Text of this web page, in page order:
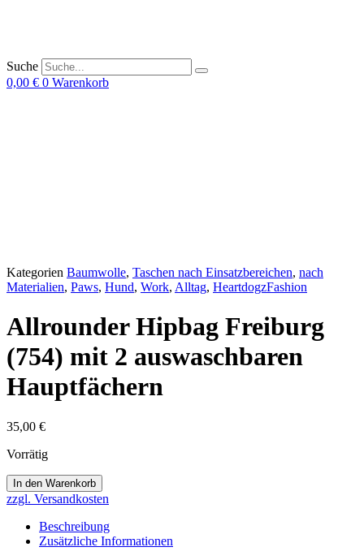
Suche
0,00 € 0 Warenkorb
Kategorien Baumwolle, Taschen nach Einsatzbereichen, nach
Materialien, Paws, Hund, Work, Alltag, HeartdogzFashion
Allrounder Hipbag Freiburg
(754) mit 2 auswaschbaren
Hauptfächern
35,00 €
Vorrätig
Allrounder
Hipbag
Freiburg
(754)
In den Warenkorb
zzgl. Versandkosten
Beschreibung
Zusätzliche Informationen